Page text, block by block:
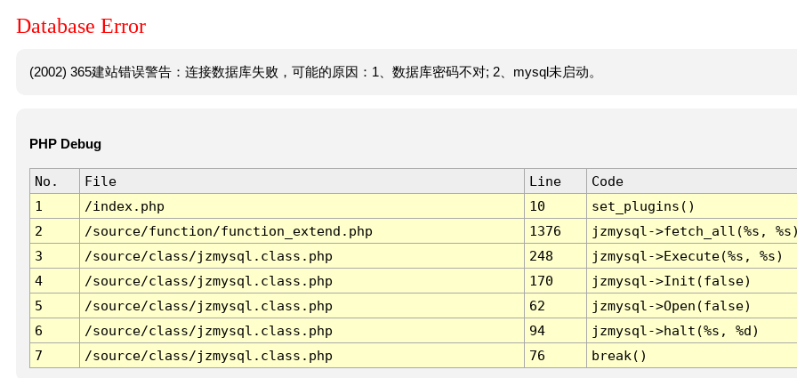
Database Error
(2002) 365建站错误警告：连接数据库失败，可能的原因：1、数据库密码不对; 2、mysql未启动。
PHP Debug
No. File Line
Code
1
/index.php 10
set_plugins()
2
/source/function/function_extend.php 1376
jzmysql->fetch_all(%s,
3
/source/class/jzmysql.class.php 248
jzmysql->Execute(%s, %s)
4
/source/class/jzmysql.class.php 170
jzmysql->Init(false)
5
/source/class/jzmysql.class.php 62
jzmysql->Open(false)
6
/source/class/jzmysql.class.php 94
jzmysql->halt(%s, %d)
7
/source/class/jzmysql.class.php 76 break()